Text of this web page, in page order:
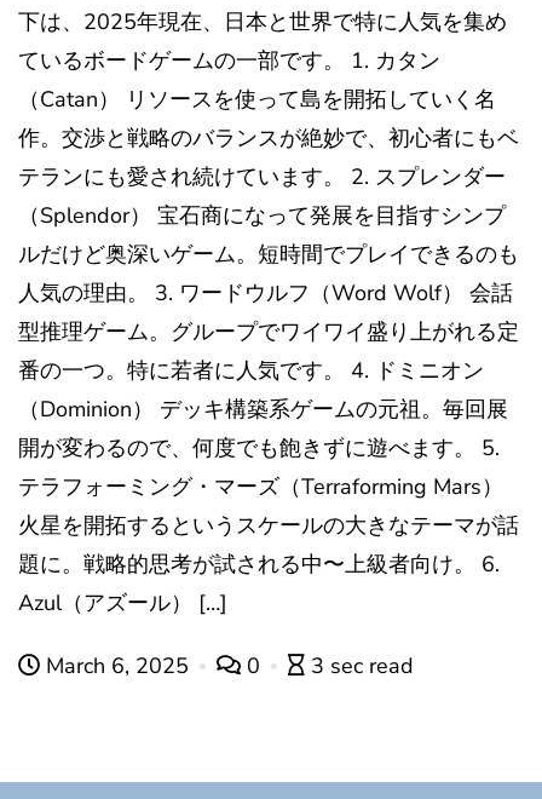
下は、2025年現在、日本と世界で特に人気を集め
ているボードゲームの一部です。 1. カタン
（Catan） リソースを使って島を開拓していく名
作。交渉と戦略のバランスが絶妙で、初心者にもベ
テランにも愛され続けています。 2. スプレンダー
（Splendor） 宝石商になって発展を目指すシンプ
ルだけど奥深いゲーム。短時間でプレイできるのも
人気の理由。 3. ワードウルフ（Word Wolf） 会話
型推理ゲーム。グループでワイワイ盛り上がれる定
番の一つ。特に若者に人気です。 4. ドミニオン
（Dominion） デッキ構築系ゲームの元祖。毎回展
開が変わるので、何度でも飽きずに遊べます。 5.
テラフォーミング・マーズ（Terraforming Mars）
火星を開拓するというスケールの大きなテーマが話
題に。戦略的思考が試される中〜上級者向け。 6.
Azul（アズール） […]
March 6, 2025 0 3 sec read